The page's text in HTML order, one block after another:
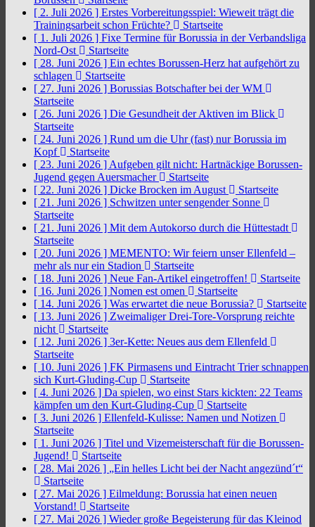
[ 2. Juli 2026 ] Erstes Vorbereitungsspiel: Wieweit trägt die
Trainingsarbeit schon Früchte?
Startseite
[ 1. Juli 2026 ] Fixe Termine für Borussia in der Verbandsliga
Nord-Ost
Startseite
[ 28. Juni 2026 ] Ein echtes Borussen-Herz hat aufgehört zu
schlagen
Startseite
[ 27. Juni 2026 ] Borussias Botschafter bei der WM
Startseite
[ 26. Juni 2026 ] Die Gesundheit der Aktiven im Blick
Startseite
[ 24. Juni 2026 ] Rund um die Uhr (fast) nur Borussia im
Kopf
Startseite
[ 23. Juni 2026 ] Aufgeben gilt nicht: Hartnäckige Borussen-
Jugend gegen Auersmacher
Startseite
[ 22. Juni 2026 ] Dicke Brocken im August
Startseite
[ 21. Juni 2026 ] Schwitzen unter sengender Sonne
Startseite
[ 21. Juni 2026 ] Mit dem Autokorso durch die Hüttestadt
Startseite
[ 20. Juni 2026 ] MEMENTO: Wir feiern unser Ellenfeld –
mehr als nur ein Stadion
Startseite
[ 18. Juni 2026 ] Neue Fan-Artikel eingetroffen!
Startseite
[ 16. Juni 2026 ] Nomen est omen
Startseite
[ 14. Juni 2026 ] Was erwartet die neue Borussia?
Startseite
[ 13. Juni 2026 ] Zweimaliger Drei-Tore-Vorsprung reichte
nicht
Startseite
[ 12. Juni 2026 ] 3er-Kette: Neues aus dem Ellenfeld
Startseite
[ 10. Juni 2026 ] FK Pirmasens und Eintracht Trier schnappen
sich Kurt-Gluding-Cup
Startseite
[ 4. Juni 2026 ] Da spielen, wo einst Stars kickten: 22 Teams
kämpfen um den Kurt-Gluding-Cup
Startseite
[ 3. Juni 2026 ] Ellenfeld-Kulisse: Namen und Notizen
Startseite
[ 1. Juni 2026 ] Titel und Vizemeisterschaft für die Borussen-
Jugend!
Startseite
[ 28. Mai 2026 ] „Ein helles Licht bei der Nacht angezünd´t“
Startseite
[ 27. Mai 2026 ] Eilmeldung: Borussia hat einen neuen
Vorstand!
Startseite
[ 27. Mai 2026 ] Wieder große Begeisterung für das Kleinod